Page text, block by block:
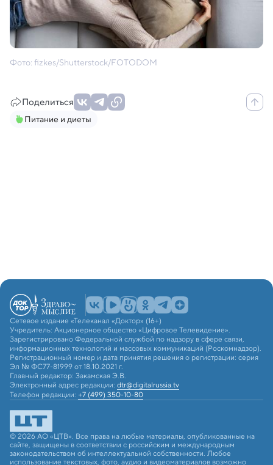
Фото: fizkes/Shutterstock/FOTODOM
Поделиться
Питание и диеты
Сетевое издание «Телеканал «Доктор» (16+)
Учредитель: Акционерное общество «Цифровое Телевидение».
Зарегистрировано Федеральной службой по надзору в сфере связи,
информационных технологий и массовых коммуникаций (Роскомнадзор).
Регистрационный номер и дата принятия решения о регистрации: серия
Эл № ФС77-81999 от 18.10.2021 г.
Главный редактор: Закамская Э.В.
Электронный адрес редакции: dtr@digitalrussia.tv
Телефон редакции: +7 (499) 350-10-80
© 2026 АО «ЦТВ». Все права на любые материалы, опубликованные на
сайте, защищены в соответствии с российским и международным
законодательством об интеллектуальной собственности. Любое
использование текстовых, фото, аудио и видеоматериалов возможно